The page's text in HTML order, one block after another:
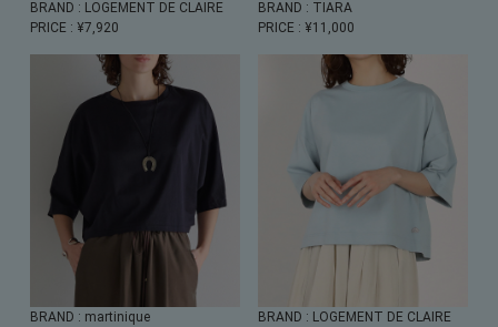
BRAND : LOGEMENT DE CLAIRE
PRICE : ¥7,920
BRAND : TIARA
PRICE : ¥11,000
BRAND : martinique
BRAND : LOGEMENT DE CLAIRE